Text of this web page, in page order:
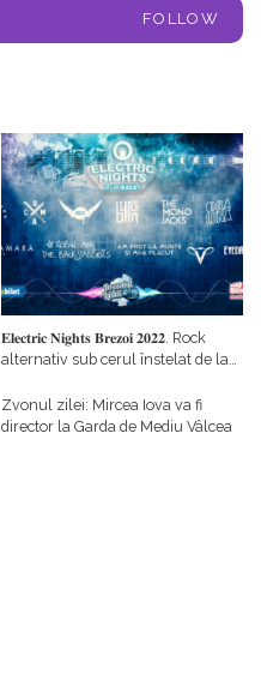
FOLLOW
𝐄𝐥𝐞𝐜𝐭𝐫𝐢𝐜 𝐍𝐢𝐠𝐡𝐭𝐬 𝐁𝐫𝐞𝐳𝐨𝐢 𝟐𝟎𝟐𝟐. Rock
alternativ sub cerul înstelat de la
Zvonul zilei: Mircea Iova va fi
director la Garda de Mediu Vâlcea